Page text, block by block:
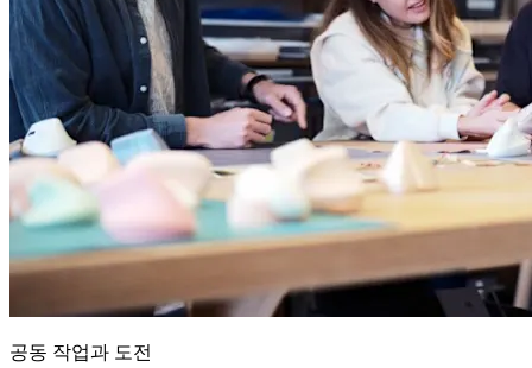
공동 작업과 도전